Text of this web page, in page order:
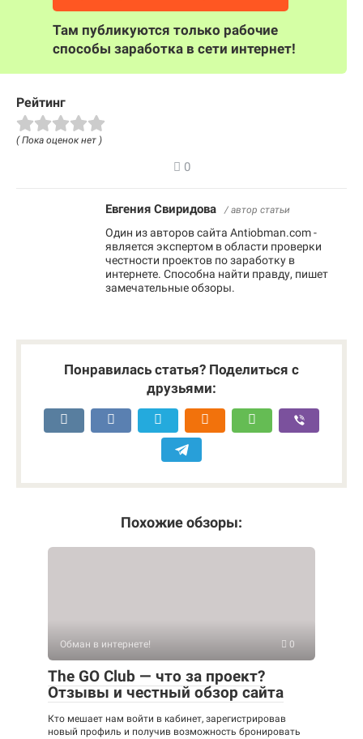
Там публикуются только рабочие
способы заработка в сети интернет!
Рейтинг
( Пока оценок нет )
0
Евгения Свиридова / автор статьи
Один из авторов сайта Antiobman.com -
является экспертом в области проверки
честности проектов по заработку в
интернете. Способна найти правду, пишет
замечательные обзоры.
Понравилась статья? Поделиться с
друзьями:
Похожие обзоры:
Обман в интернете! 0
The GO Club — что за проект?
Отзывы и честный обзор сайта
Кто мешает нам войти в кабинет, зарегистрировав
новый профиль и получив возможность бронировать